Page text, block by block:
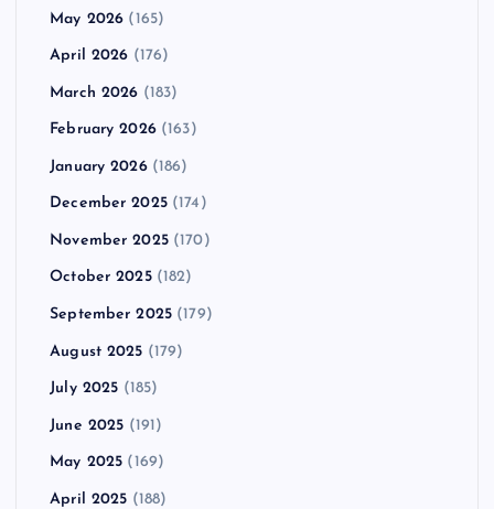
May 2026 (165)
April 2026 (176)
March 2026 (183)
February 2026(163)
January 2026(186)
December 2025(174)
November 2025(170)
October 2025(182)
September 2025 (179)
August 2025 (179)
July 2025 (185)
June 2025 (191)
May 2025 (169)
April 2025 (188)